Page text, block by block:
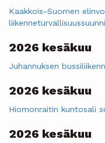
Kaakkois-Suomen
2026 kesäkuu
Juhannuksen
2026 kesäkuu
Hiomonraitin kuntosali
2026 kesäkuu